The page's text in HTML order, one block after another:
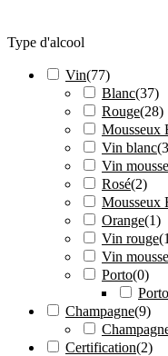
Type d'alcool
Vin(77)
Blanc(37)
Rouge(28)
Mousseux
Vin blanc(3
Vin
Rosé(2)
Mousseux
Orange(1)
Vin rouge(1
Vin
Porto(0)
Champagne(9)
Certification(2)